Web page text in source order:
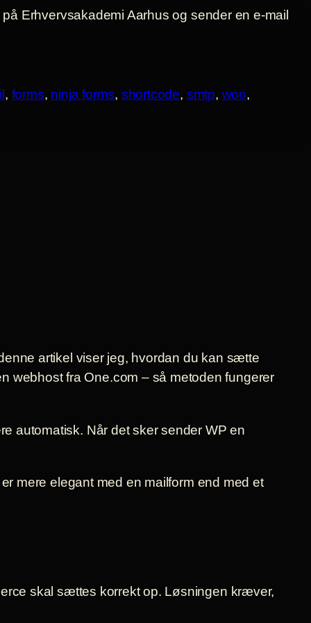
, forms, ninja forms, shortcode, smtp, woo
artikel viser jeg, hvordan du kan sætte
webhost fra One.com – så metoden fungerer
automatisk. Når det sker sender WP en
mere elegant med en mailform end med et
skal sættes korrekt op. Løsningen kræver,